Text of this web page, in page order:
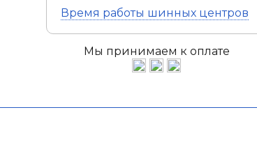
Время работы шинных центров
Мы принимаем к оплате